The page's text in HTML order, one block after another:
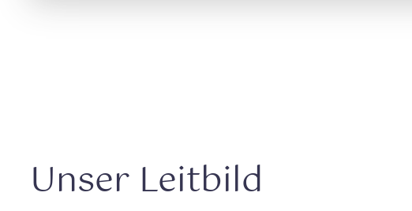
Unser Leitbild